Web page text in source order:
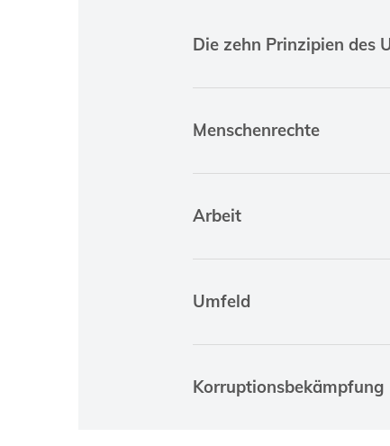
Die zehn Prinzipien des
Menschenrechte
Arbeit
Umfeld
Korruptionsbekämpfung